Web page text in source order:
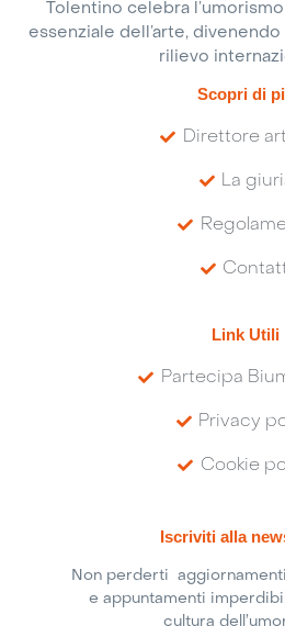
Tolentino celebra
essenziale dell’arte,
rilievo
Scopri di
Direttore
La
Link Utili
Partecipa
Privacy
Cookie
Iscriviti alla
Non perderti
e appuntamenti
cultura